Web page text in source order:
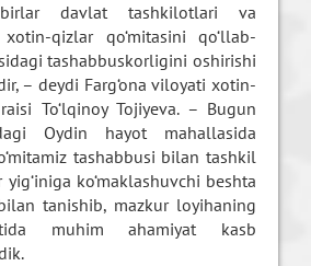
davlat tashkilotlari va
qizlar qo‘mitasini qo‘llab-
tashabbuskorligini oshirishi
– deydi Farg‘ona viloyati xotin-
To‘lqinoy Tojiyeva. – Bugun
Oydin hayot mahallasida
tashabbusi bilan tashkil
ko‘maklashuvchi beshta
tanishib, mazkur loyihaning
muhim ahamiyat kasb